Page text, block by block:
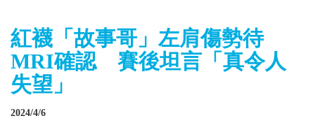
紅襪「故事哥」左肩傷勢待
MRI確認 賽後坦言「真令人
失望」
2024/4/6